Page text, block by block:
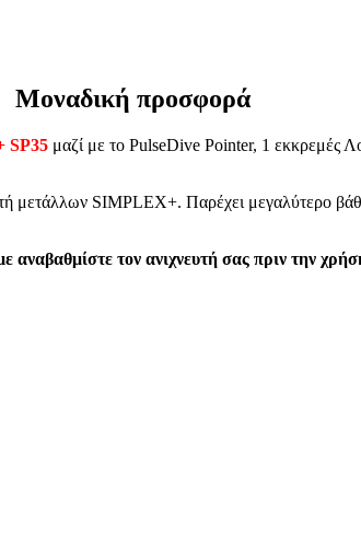
Μοναδική προσφορά
SP35 μαζί με το PulseDive Pointer, 1 εκκρεμές
μετάλλων SIMPLEX+. Παρέχει μεγαλύτερο
τον ανιχνευτή σας πριν την